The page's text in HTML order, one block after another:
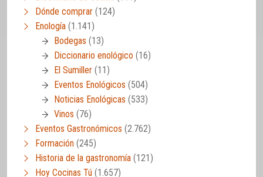
Dónde comprar (124)
Enología (1.141)
Bodegas (13)
Diccionario enológico (16)
El Sumiller (11)
Eventos Enológicos (504)
Noticias Enológicas (533)
Vinos (76)
Eventos Gastronómicos (2.762)
Formación (245)
Historia de la gastronomía (121)
Hoy Cocinas Tú (1.657)